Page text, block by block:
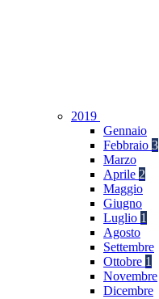
2019
Gennaio
Febbraio 3
Marzo
Aprile 2
Maggio
Giugno
Luglio 1
Agosto
Settembre
Ottobre 1
Novembre
Dicembre